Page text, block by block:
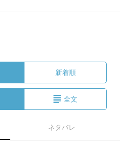
新着順
全文
ネタバレ